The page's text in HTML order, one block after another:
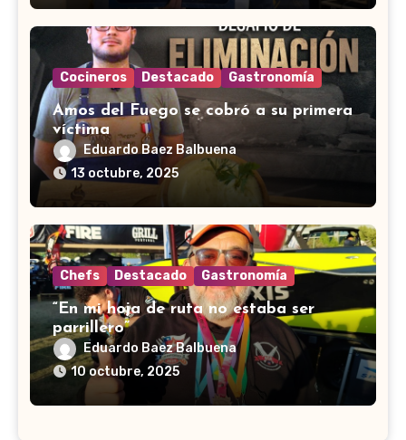
Cocineros Destacado Gastronomía
Amos del Fuego se cobró a su primera
víctima
Eduardo Baez Balbuena
13 octubre, 2025
Chefs Destacado Gastronomía
“En mi hoja de ruta no estaba ser
parrillero”
Eduardo Baez Balbuena
10 octubre, 2025